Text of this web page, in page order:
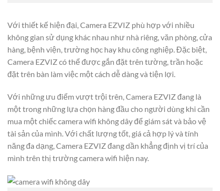
Với thiết kế hiện đại, Camera EZVIZ phù hợp với nhiều
không gian sử dụng khác nhau như nhà riêng, văn phòng, cửa
hàng, bệnh viện, trường học hay khu công nghiệp. Đặc biệt,
Camera EZVIZ có thể được gắn đặt trên tường, trần hoặc
đặt trên bàn làm việc một cách dễ dàng và tiện lợi.
Với những ưu điểm vượt trội trên, Camera EZVIZ đang là
một trong những lựa chọn hàng đầu cho người dùng khi cần
mua một chiếc camera wifi không dây để giám sát và bảo vệ
tài sản của mình. Với chất lượng tốt, giá cả hợp lý và tính
năng đa dạng, Camera EZVIZ đang dần khẳng định vị trí của
mình trên thị trường camera wifi hiện nay.